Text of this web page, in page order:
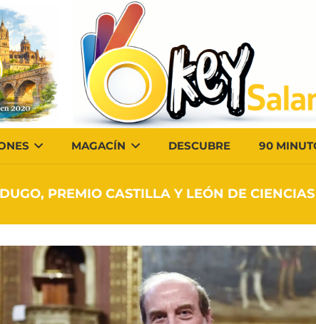
MAGACÍN DESCUBRE 90
PREMIO CASTILLA Y LEÓN DE